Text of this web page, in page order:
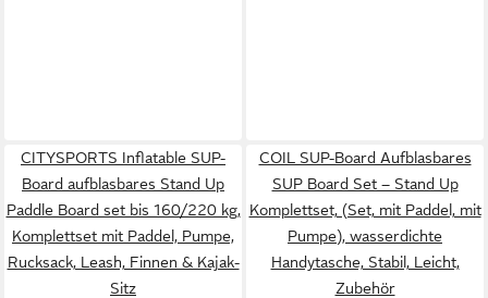
CITYSPORTS Inflatable SUP-
Board aufblasbares Stand Up
Paddle Board set bis 160/220 kg,
Komplettset mit Paddel, Pumpe,
Rucksack, Leash, Finnen & Kajak-
Sitz
COIL SUP-Board Aufblasbares
SUP Board Set – Stand Up
Komplettset, (Set, mit Paddel, mit
Pumpe), wasserdichte
Handytasche, Stabil, Leicht,
Zubehör